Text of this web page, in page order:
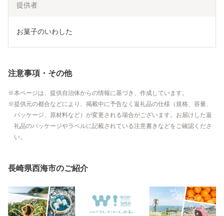
提供者
お菓子のいわした
注意事項・その他
本ページは、提供自治体からの情報に基づき、作成しています。
提供元の都合などにより、掲載中に予告なく返礼品の仕様（規格、容量、
パッケージ、原材料など）が変更される場合がございます。お届けした返
礼品のパッケージやラベルに記載されている注意書きなどをご確認くださ
い。
長崎県西海市のご紹介